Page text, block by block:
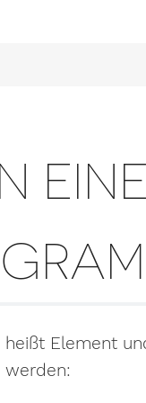
Element
werden: